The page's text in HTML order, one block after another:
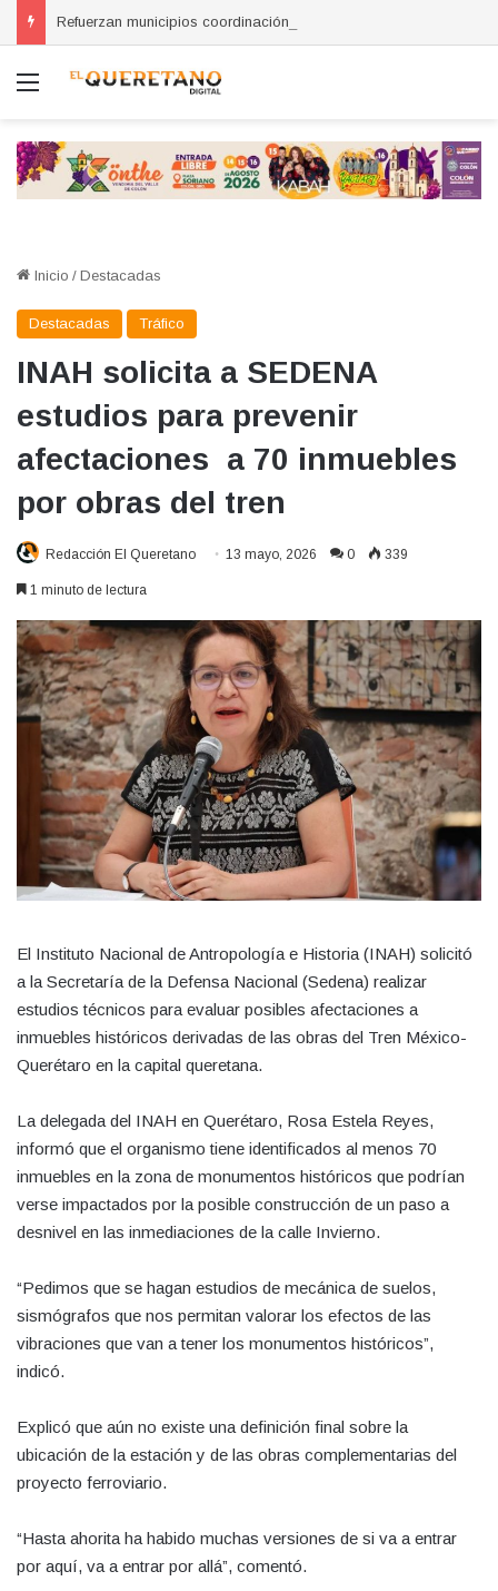
Menú
Inicio / Destacadas
Destacadas Tráfico
INAH solicita a SEDENA
estudios para prevenir
afectaciones a 70 inmuebles
por obras del tren
Redacción El Queretano 13 mayo, 2026 0 339
1 minuto de lectura
El Instituto Nacional de Antropología e Historia (INAH) solicitó
a la Secretaría de la Defensa Nacional (Sedena) realizar
estudios técnicos para evaluar posibles afectaciones a
inmuebles históricos derivadas de las obras del Tren México-
Querétaro en la capital queretana.
La delegada del INAH en Querétaro, Rosa Estela Reyes,
informó que el organismo tiene identificados al menos 70
inmuebles en la zona de monumentos históricos que podrían
verse impactados por la posible construcción de un paso a
desnivel en las inmediaciones de la calle Invierno.
“Pedimos que se hagan estudios de mecánica de suelos,
sismógrafos que nos permitan valorar los efectos de las
vibraciones que van a tener los monumentos históricos”,
indicó.
Explicó que aún no existe una definición final sobre la
ubicación de la estación y de las obras complementarias del
proyecto ferroviario.
“Hasta ahorita ha habido muchas versiones de si va a entrar
por aquí, va a entrar por allá”, comentó.